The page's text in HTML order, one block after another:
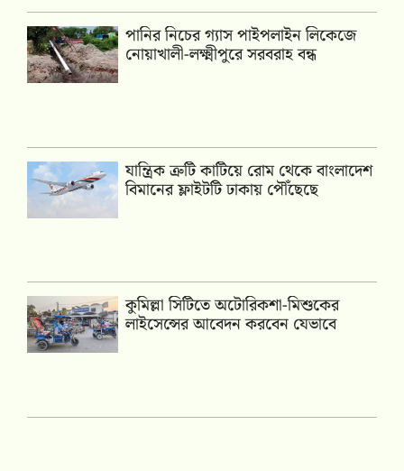
পানির নিচের গ্যাস পাইপলাইন লিকেজে
নোয়াখালী-লক্ষ্মীপুরে সরবরাহ বন্ধ
যান্ত্রিক ত্রুটি কাটিয়ে রোম থেকে বাংলাদেশ
বিমানের ফ্লাইটটি ঢাকায় পৌঁছেছে
কুমিল্লা সিটিতে অটোরিকশা-মিশুকের
লাইসেন্সের আবেদন করবেন যেভাবে